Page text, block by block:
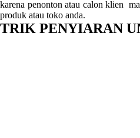
karena penonton atau calon klien
produk atau toko anda.
TRIK PENYIARAN